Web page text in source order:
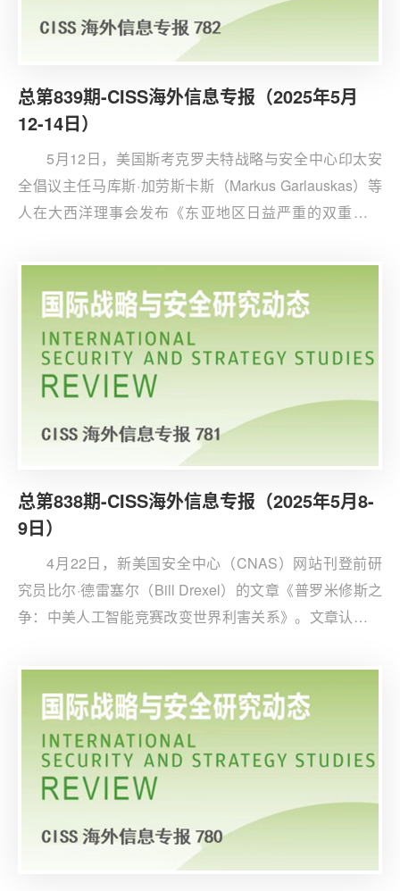
总第839期-CISS海外信息专报（2025年5月
12-14日）
5月12日，美国斯考克罗夫特战略与安全中心印太安
全倡议主任马库斯·加劳斯卡斯（Markus Garlauskas）等
人在大西洋理事会发布《东亚地区日益严重的双重核威
起冲突的严峻挑战。台海或朝鲜半岛局部冲突存在横向升
级为中美朝三方战争风险。报告认为，通过“守护
虎”（Guardian Tiger）系列演习可以发现，美国主导的部
队可能难以赢得甚至遏制与中朝同时发生的冲突。
总第838期-CISS海外信息专报（2025年5月8-
9日）
4月22日，新美国安全中心（CNAS）网站刊登前研
究员比尔·德雷塞尔（Bill Drexel）的文章《普罗米修斯之
争：中美人工智能竞赛改变世界利害关系》。文章认为，
方对人工智能在冲突规范、国家权力、生物伦理和灾难性
风险四大变革性领域的战略应对。